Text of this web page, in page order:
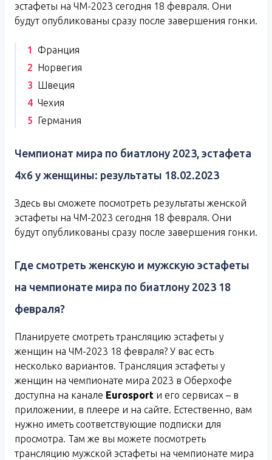
эстафеты на ЧМ-2023 сегодня 18 февраля. Они
будут опубликованы сразу после завершения гонки.
Франция
Норвегия
Швеция
Чехия
Германия
Чемпионат мира по биатлону 2023, эстафета
4х6 у женщины: результаты 18.02.2023
Здесь вы сможете посмотреть результаты женской
эстафеты на ЧМ-2023 сегодня 18 февраля. Они
будут опубликованы сразу после завершения гонки.
Где смотреть женскую и мужскую эстафеты
на чемпионате мира по биатлону 2023 18
февраля?
Планируете смотреть трансляцию эстафеты у
женщин на ЧМ-2023 18 февраля? У вас есть
несколько вариантов. Трансляция эстафеты у
женщин на чемпионате мира 2023 в Оберхофе
доступна на канале Eurosport и его сервисах – в
приложении, в плеере и на сайте. Естественно, вам
нужно иметь соответствующие подписки для
просмотра. Там же вы можете посмотреть
трансляцию мужской эстафеты на чемпионате мира